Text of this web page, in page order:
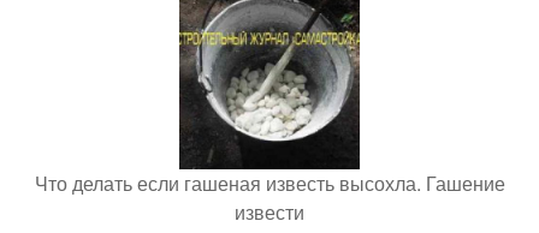
Что делать если гашеная известь высохла. Гашение
извести